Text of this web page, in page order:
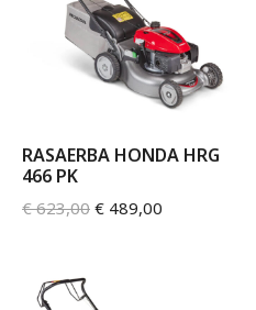
RASAERBA HONDA HRG
466 PK
€623,00 € 489,00